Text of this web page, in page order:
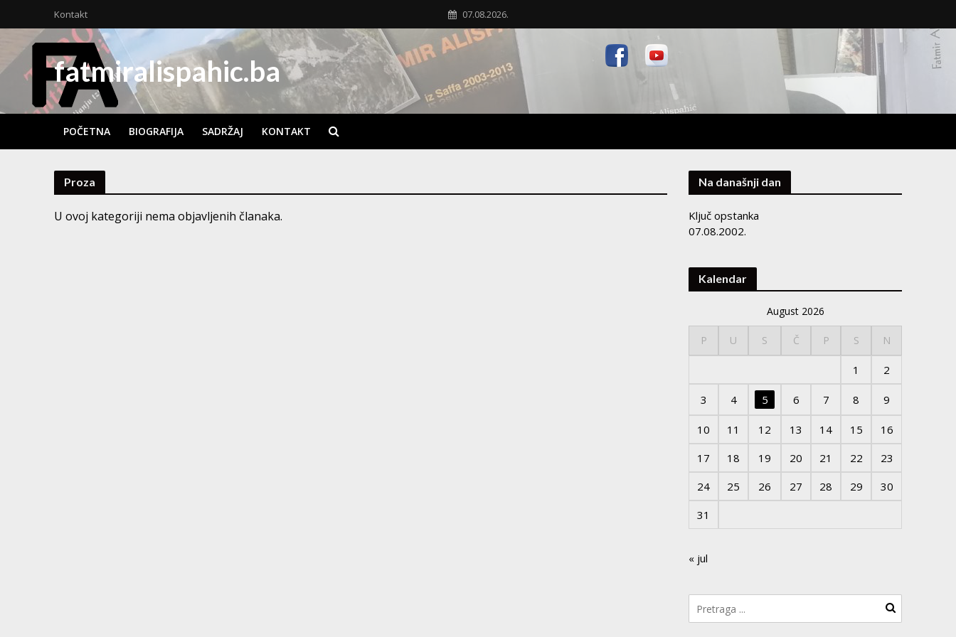
Kontakt 07.08.2026.
fatmiralispahic.ba
POČETNA BIOGRAFIJA SADRŽAJ KONTAKT
Proza
U ovoj kategoriji nema objavljenih članaka.
Na današnji dan
Ključ opstanka
07.08.2002.
Kalendar
August 2026
P U S Č P S N
1 2
3 4 5 6 7 8 9
10 11 12 13 14 15
16
17
18 19 20 21 22
23
24
25 26 27 28 29
30
31
« jul